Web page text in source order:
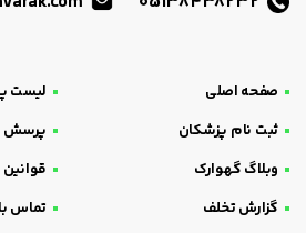
صفحه اصلی
لیست
ثبت نام پزشکان
پرسش
وبلاگ گهوارک
قوانین
گزارش تخلف
تماس